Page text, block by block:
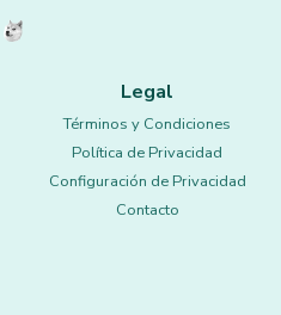
Legal
Términos y Condiciones
Política de Privacidad
Configuración de Privacidad
Contacto